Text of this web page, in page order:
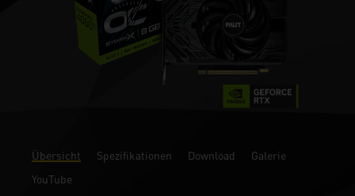
Übersicht Spezifikationen Download
Galerie
YouTube